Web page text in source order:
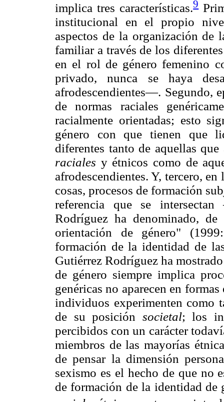
implica tres características.9
institucional en el propio
aspectos de la organización
familiar a través de los
en el rol de género femenino
privado, nunca se haya
afrodescendientes—. Segundo,
de normas raciales
racialmente orientadas; esto
género con que tienen que
diferentes tanto de aquellas
raciales y étnicos como de
afrodescendientes. Y, tercero,
cosas, procesos de formación
referencia que se
Rodríguez ha denominado,
orientación de género"
formación de la identidad de
Gutiérrez Rodríguez ha
de género siempre implica
genéricas no aparecen en
individuos experimenten como
de su posición societal; los
percibidos con un carácter
miembros de las mayorías
de pensar la dimensión
sexismo es el hecho de que no
de formación de la identidad